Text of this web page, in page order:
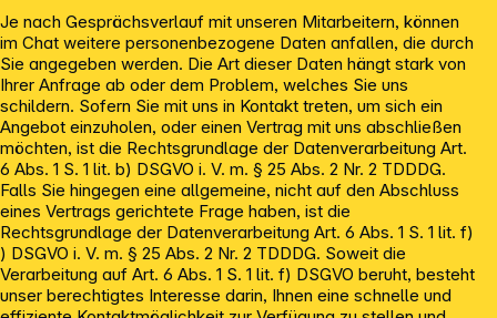
Je nach Gesprächsverlauf mit unseren Mitarbeitern, können
im Chat weitere personenbezogene Daten anfallen, die durch
Sie angegeben werden. Die Art dieser Daten hängt stark von
Ihrer Anfrage ab oder dem Problem, welches Sie uns
schildern. Sofern Sie mit uns in Kontakt treten, um sich ein
Angebot einzuholen, oder einen Vertrag mit uns abschließen
möchten, ist die Rechtsgrundlage der Datenverarbeitung Art.
6 Abs. 1 S. 1 lit. b) DSGVO i. V. m. § 25 Abs. 2 Nr. 2 TDDDG.
Falls Sie hingegen eine allgemeine, nicht auf den Abschluss
eines Vertrags gerichtete Frage haben, ist die
Rechtsgrundlage der Datenverarbeitung Art. 6 Abs. 1 S. 1 lit. f)
) DSGVO i. V. m. § 25 Abs. 2 Nr. 2 TDDDG. Soweit die
Verarbeitung auf Art. 6 Abs. 1 S. 1 lit. f) DSGVO beruht, besteht
unser berechtigtes Interesse darin, Ihnen eine schnelle und